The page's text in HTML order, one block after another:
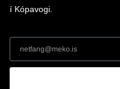
í Kópavogi.